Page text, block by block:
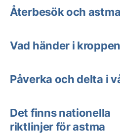
Återbesök och
Vad händer i
Påverka och delta i
Det finns nationella
riktlinjer för astma